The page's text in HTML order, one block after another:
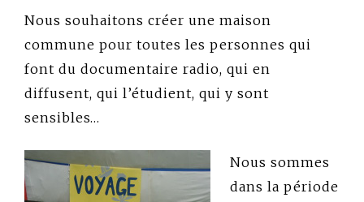
Nous souhaitons créer une maison
commune pour toutes les personnes qui
font du documentaire radio, qui en
diffusent, qui l’étudient, qui y sont
sensibles…
Nous sommes
dans la période